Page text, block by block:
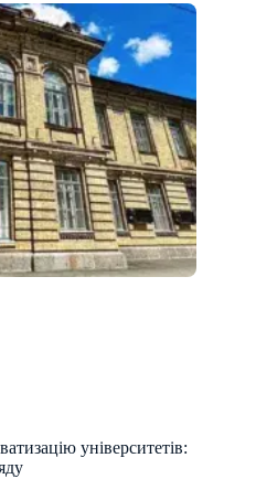
університетів: